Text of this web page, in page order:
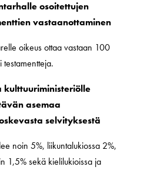
osoitettujen
vastaanottaminen
oikeus ottaa vastaan 100
kulttuuriministeriölle
asemaa
selvityksestä
noin 5%, liikuntalukiossa 2%,
1,5% sekä kielilukioissa ja